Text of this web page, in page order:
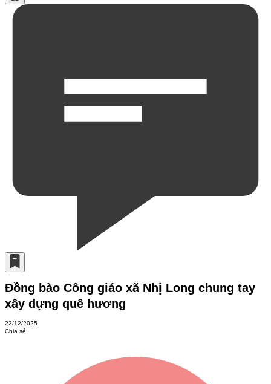
Đồng bào Công giáo xã Nhị Long chung tay
xây dựng quê hương
22/12/2025
Chia sẻ